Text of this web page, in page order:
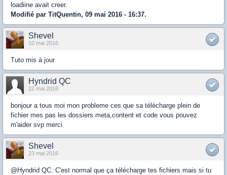
loadiine avait creer.
Modifié par TitQuentin, 09 mai 2016 - 16:37.
Shevel
10 mai 2016
Tuto mis à jour
Hyndrid QC
22 mai 2016
bonjour a tous moi mon probleme ces que sa télécharge plein de
fichier mes pas les dossiers meta,content et code vous pouvez
m'aider svp merci
Shevel
23 mai 2016
@Hyndrid QC: C'est normal que ça télécharge tes fichiers mais si tu